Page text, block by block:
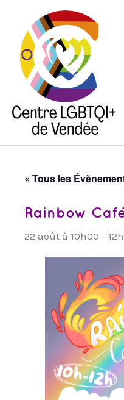
contenu
« Tous les
Rainbow
22 août à 10h00 -